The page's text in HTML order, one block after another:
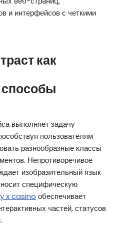
и интерфейсов с четкими
как
выполняет задачу
пользователям
разнообразные классы
Непротиворечивое
изобразительный язык
носит специфическую
x casino обеспечивает
частей, статусов